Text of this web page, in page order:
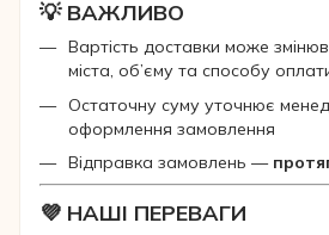
💡 ВАЖЛИВО
Вартість доставки може
міста, об’єму та способу
Остаточну суму уточнює
оформлення замовлення
Відправка замовлень —
💜 НАШІ ПЕРЕВАГИ